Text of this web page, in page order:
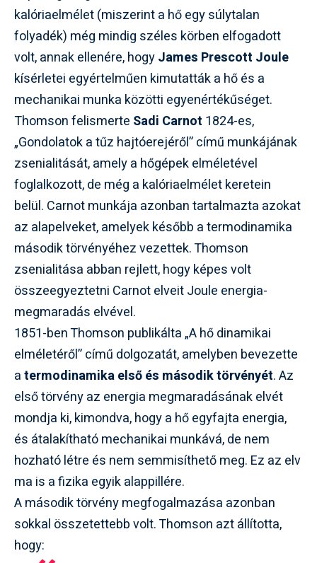
kalóriaelmélet (miszerint a hő egy súlytalan
folyadék) még mindig széles körben elfogadott
volt, annak ellenére, hogyJames Prescott Joule
kísérletei egyértelműen kimutatták a hő és a
mechanikai munka közötti egyenértékűséget.
Thomson felismerte Sadi Carnot 1824-es,
„Gondolatok a tűz hajtóerejéről” című munkájának
zsenialitását, amely a hőgépek elméletével
foglalkozott, de még a kalóriaelmélet keretein
belül. Carnot munkája azonban tartalmazta azokat
az alapelveket, amelyek később a termodinamika
második törvényéhez vezettek. Thomson
zsenialitása abban rejlett, hogy képes volt
összeegyeztetni Carnot elveit Joule energia-
megmaradás elvével.
1851-ben Thomson publikálta „A hő dinamikai
elméletéről” című dolgozatát, amelyben bevezette
atermodinamika első és második törvényét. Az
első törvény az energia megmaradásának elvét
mondja ki, kimondva, hogy a hő egyfajta energia,
és átalakítható mechanikai munkává, de nem
hozható létre és nem semmisíthető meg. Ez az elv
ma is a fizika egyik alappillére.
A második törvény megfogalmazása azonban
sokkal összetettebb volt. Thomson azt állította,
hogy: